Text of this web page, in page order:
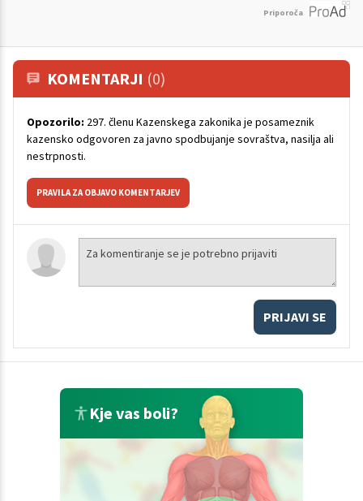
Priporoča
KOMENTARJI (0)
Opozorilo: 297. členu Kazenskega zakonika je posameznik
kazensko odgovoren za javno spodbujanje sovraštva, nasilja ali
nestrpnosti.
PRAVILA ZA OBJAVO KOMENTARJEV
PRIJAVI SE
Kje vas boli?